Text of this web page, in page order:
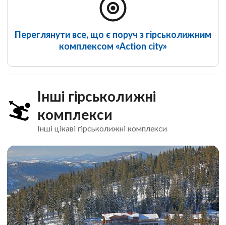
Переглянути все, що є поруч з гірськолижним
комплексом «Action city»
Інші гірськолижні
комплекси
Інші цікаві гірськолижні комплекси